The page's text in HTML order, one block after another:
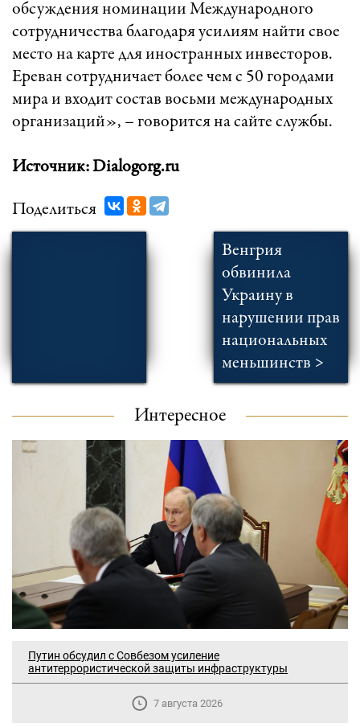
обсуждения номинации Международного
сотрудничества благодаря усилиям найти свое
место на карте для иностранных инвесторов.
Ереван сотрудничает более чем с 50 городами
мира и входит состав восьми международных
организаций», – говорится на сайте службы.
Источник: Dialogorg.ru
Поделиться
Венгрия
обвинила
Украину в
нарушении прав
национальных
меньшинств >
Интересное
Путин обсудил с Совбезом усиление
антитеррористической защиты инфраструктуры
7 августа 2026